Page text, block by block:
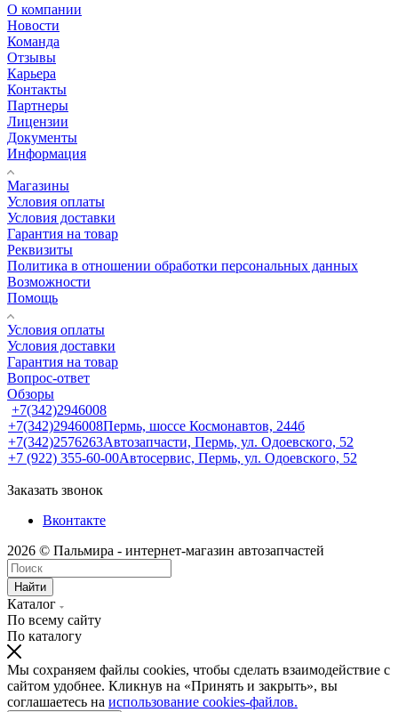
О компании
Новости
Команда
Отзывы
Карьера
Контакты
Партнеры
Лицензии
Документы
Информация
Магазины
Условия оплаты
Условия доставки
Гарантия на товар
Реквизиты
Политика в отношении обработки персональных данных
Возможности
Помощь
Условия оплаты
Условия доставки
Гарантия на товар
Вопрос-ответ
Обзоры
+7(342)2946008
+7(342)2946008Пермь, шоссе Космонавтов, 244б
+7(342)2576263Автозапчасти, Пермь, ул. Одоевского, 52
+7 (922) 355-60-00Автосервис, Пермь, ул. Одоевского, 52
Заказать звонок
Вконтакте
2026 © Пальмира - интернет-магазин автозапчастей
Найти
Каталог
По всему сайту
По каталогу
Мы сохраняем файлы cookies, чтобы сделать взаимодействие с
сайтом удобнее. Кликнув на «Принять и закрыть», вы
соглашаетесь на использование cookies-файлов.